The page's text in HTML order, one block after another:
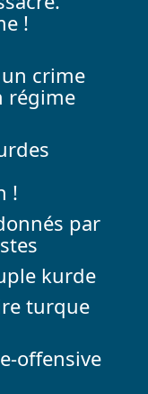
!
un crime
régime
!
par
kurde
turque
offensive